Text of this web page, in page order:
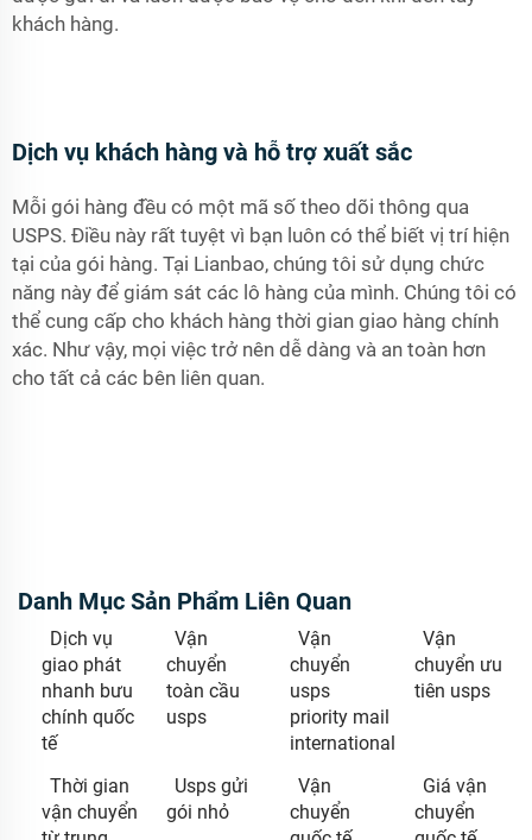
khách hàng.
Dịch vụ khách hàng và hỗ trợ xuất sắc
Mỗi gói hàng đều có một mã số theo dõi thông qua
USPS. Điều này rất tuyệt vì bạn luôn có thể biết vị trí hiện
tại của gói hàng. Tại Lianbao, chúng tôi sử dụng chức
năng này để giám sát các lô hàng của mình. Chúng tôi có
thể cung cấp cho khách hàng thời gian giao hàng chính
xác. Như vậy, mọi việc trở nên dễ dàng và an toàn hơn
cho tất cả các bên liên quan.
Danh Mục Sản Phẩm Liên Quan
Dịch vụ
giao phát
nhanh bưu
chính quốc
tế
Vận
chuyển
toàn cầu
usps
Vận
chuyển
usps
priority mail
international
Vận
chuyển ưu
tiên usps
Thời gian
vận chuyển
Usps gửi
gói nhỏ
Vận
chuyển
Giá vận
chuyển